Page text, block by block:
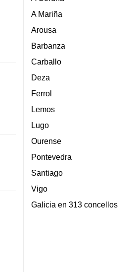
A Mariña
Arousa
Barbanza
Carballo
Deza
Ferrol
Lemos
Lugo
Ourense
Pontevedra
Santiago
Vigo
Galicia en 313 concellos